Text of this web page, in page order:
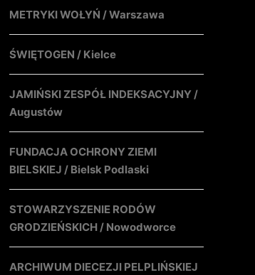
METRYKI WOŁYŃ / Warszawa
ŚWIĘTOGEN / Kielce
JAMIŃSKI ZESPÓŁ INDEKSACYJNY /
Augustów
FUNDACJA OCHRONY ZIEMI
BIELSKIEJ / Bielsk Podlaski
STOWARZYSZENIE RODÓW
GRODZIEŃSKICH / Nowodworce
ARCHIWUM DIECEZJI PELPLIŃSKIEJ